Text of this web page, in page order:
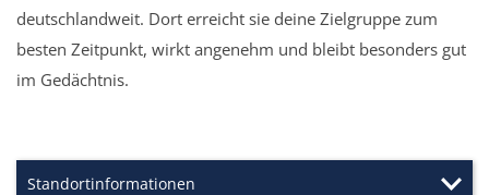
deutschlandweit. Dort erreicht sie deine Zielgruppe zum
besten Zeitpunkt, wirkt angenehm und bleibt besonders gut
im Gedächtnis.
Standortinformationen